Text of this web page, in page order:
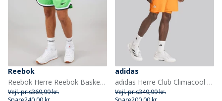
Reebok
Reebok Herre Reebok Basketball 7 Tommer Overgang Shorts Solar Lime
Vejl. pris369,99 kr.
adidas
adidas Herre Club Climacool 2-i-1 Shorts Lucid Tangerine
Vejl. pris349,99 kr.